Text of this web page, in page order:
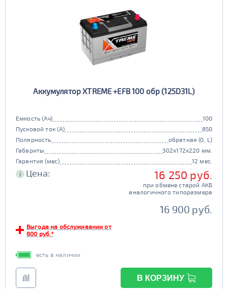
Аккумулятор XTREME +EFB 100 обр (125D31L)
Емкость (Ач)
100
Пусковой ток (А)
850
Полярность
обратная (0, L)
Габариты
302x172x220 мм.
Гарантия (мес)
12 мес.
i Цена: 16 250 руб.
при обмене старой АКБ
аналогичного типоразмера
16 900 руб.
Выгода на обслуживании от
800 руб.*
есть в наличии
В КОРЗИНУ